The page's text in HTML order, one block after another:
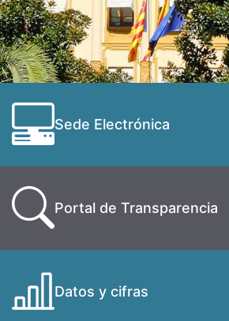
Sede Electrónica
Portal de Transparencia
Datos y cifras